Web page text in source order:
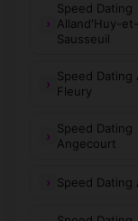
Speed Dating
Alland'Huy-et-
Sausseuil
Speed Dating
Fleury
Speed Dating
Angecourt
Speed Dating